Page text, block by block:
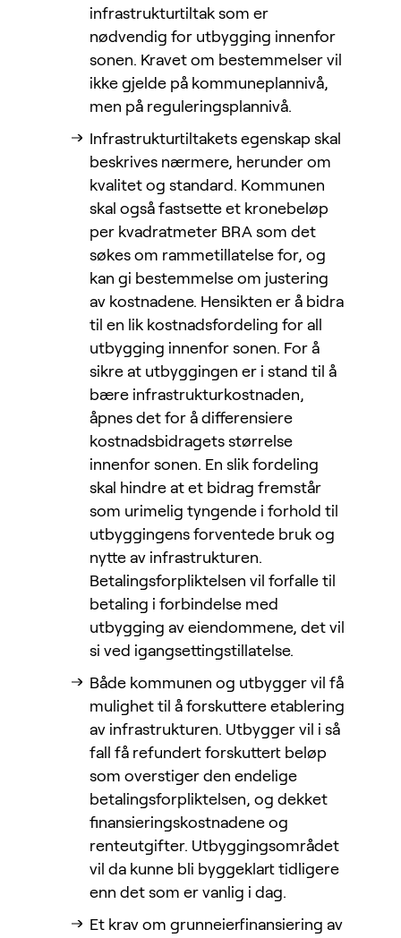
infrastrukturtiltak som er
nødvendig for utbygging innenfor
sonen. Kravet om bestemmelser vil
ikke gjelde på kommuneplannivå,
men på reguleringsplannivå.
Infrastrukturtiltakets egenskap skal
beskrives nærmere, herunder om
kvalitet og standard. Kommunen
skal også fastsette et kronebeløp
per kvadratmeter BRA som det
søkes om rammetillatelse for, og
kan gi bestemmelse om justering
av kostnadene. Hensikten er å bidra
til en lik kostnadsfordeling for all
utbygging innenfor sonen. For å
sikre at utbyggingen er i stand til å
bære infrastrukturkostnaden,
åpnes det for å differensiere
kostnadsbidragets størrelse
innenfor sonen. En slik fordeling
skal hindre at et bidrag fremstår
som urimelig tyngende i forhold til
utbyggingens forventede bruk og
nytte av infrastrukturen.
Betalingsforpliktelsen vil forfalle til
betaling i forbindelse med
utbygging av eiendommene, det vil
si ved igangsettingstillatelse.
Både kommunen og utbygger vil få
mulighet til å forskuttere etablering
av infrastrukturen. Utbygger vil i så
fall få refundert forskuttert beløp
som overstiger den endelige
betalingsforpliktelsen, og dekket
finansieringskostnadene og
renteutgifter. Utbyggingsområdet
vil da kunne bli byggeklart tidligere
enn det som er vanlig i dag.
Et krav om grunneierfinansiering av